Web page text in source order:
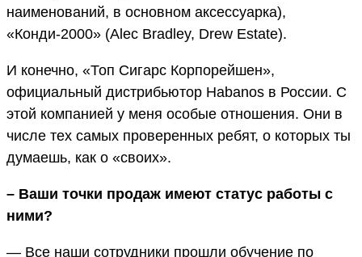
наименований, в основном аксессуарка),
«Конди-2000» (Alec Bradley, Drew Estate).
И конечно, «Топ Сигарс Корпорейшен»,
официальный дистрибьютор Habanos в России. С
этой компанией у меня особые отношения. Они в
числе тех самых проверенных ребят, о которых ты
думаешь, как о «своих».
– Ваши точки продаж имеют статус работы с
ними?
— Все наши сотрудники прошли обучение по